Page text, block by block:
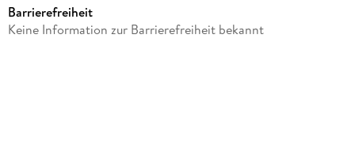
Laufzeit
Barrierefreiheit
Keine Information zur Barrierefreiheit bekannt